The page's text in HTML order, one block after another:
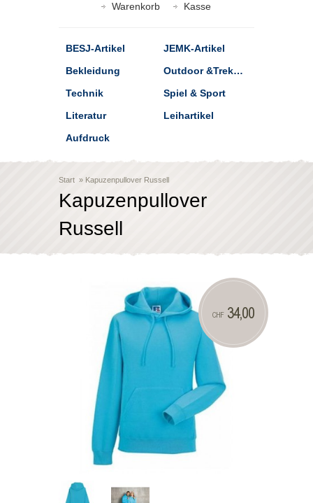
Warenkorb
Kasse
BESJ-Artikel
JEMK-Artikel
Bekleidung
Outdoor &Trekking
Technik
Spiel & Sport
Literatur
Leihartikel
Aufdruck
Start » Kapuzenpullover Russell
Kapuzenpullover
Russell
CHF 34,00